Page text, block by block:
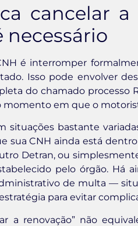
cancelar a
necessário
é interromper
Isso pode envolver
do chamado processo
em que o
situações bastante
sua CNH ainda está
Detran, ou
pelo órgão. Há
de multa —
para evitar
a renovação” não